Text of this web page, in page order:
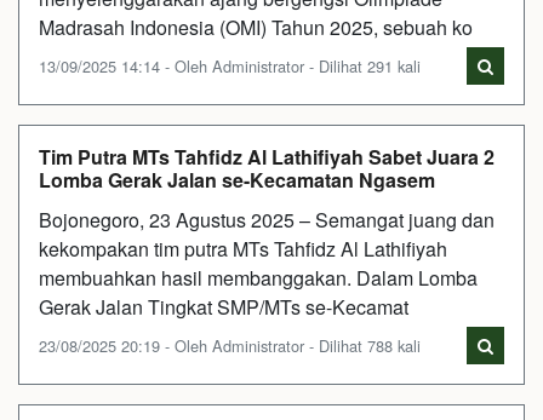
Madrasah Indonesia (OMI) Tahun 2025, sebuah ko
13/09/2025 14:14 - Oleh Administrator - Dilihat 291 kali
Tim Putra MTs Tahfidz Al Lathifiyah Sabet Juara 2
Lomba Gerak Jalan se-Kecamatan Ngasem
Bojonegoro, 23 Agustus 2025 – Semangat juang dan
kekompakan tim putra MTs Tahfidz Al Lathifiyah
membuahkan hasil membanggakan. Dalam Lomba
Gerak Jalan Tingkat SMP/MTs se-Kecamat
23/08/2025 20:19 - Oleh Administrator - Dilihat 788 kali